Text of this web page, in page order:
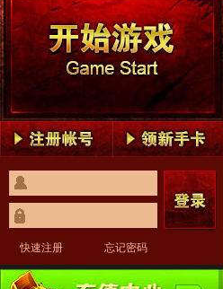
快速注册 忘记密码